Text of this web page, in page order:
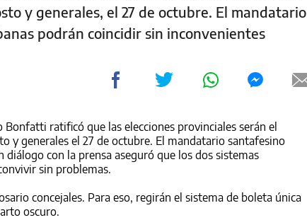
y generales, el 27 de octubre. El mandatario
podrán coincidir sin inconvenientes
ratificó que las elecciones provinciales serán el
y generales el 27 de octubre. El mandatario santafesino
con la prensa aseguró que los dos sistemas
sin problemas.
concejales. Para eso, regirán el sistema de boleta única
oscuro.